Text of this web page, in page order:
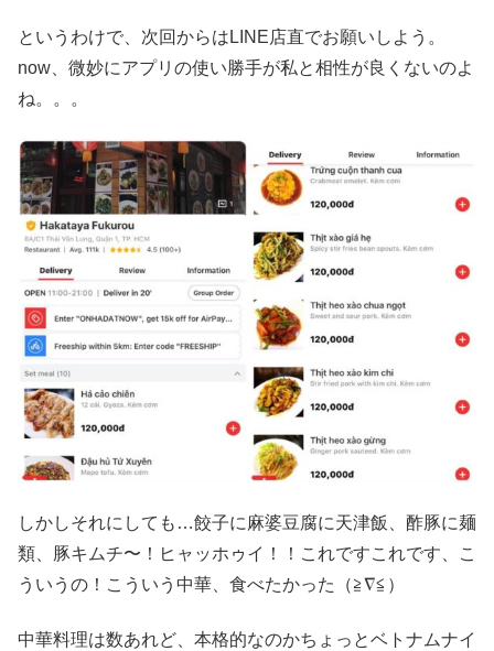
というわけで、次回からはLINE店直でお願いしよう。
now、微妙にアプリの使い勝手が私と相性が良くないのよ
ね。。。
しかしそれにしても…餃子に麻婆豆腐に天津飯、酢豚に麺
類、豚キムチ〜！ヒャッホゥイ！！これですこれです、こ
ういうの！こういう中華、食べたかった（≧∇≦）
中華料理は数あれど、本格的なのかちょっとベトナムナイ